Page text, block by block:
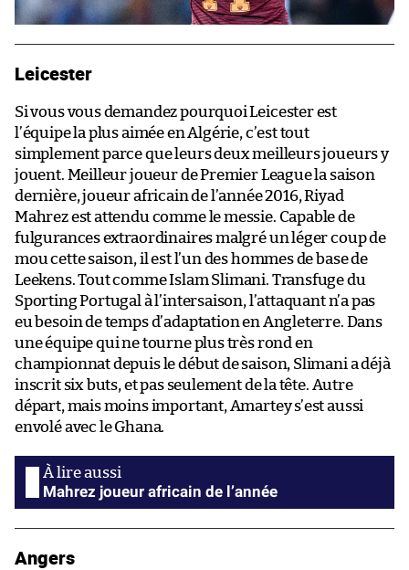
Leicester
Si vous vous demandez pourquoi Leicester est
l’équipe la plus aimée en Algérie, c’est tout
simplement parce que leurs deux meilleurs joueurs y
jouent. Meilleur joueur de Premier League la saison
dernière, joueur africain de l’année 2016, Riyad
Mahrez est attendu comme le messie. Capable de
fulgurances extraordinaires malgré un léger coup de
mou cette saison, il est l’un des hommes de base de
Leekens. Tout comme Islam Slimani. Transfuge du
Sporting Portugal à l’intersaison, l’attaquant n’a pas
eu besoin de temps d’adaptation en Angleterre. Dans
une équipe qui ne tourne plus très rond en
championnat depuis le début de saison, Slimani a déjà
inscrit six buts, et pas seulement de la tête. Autre
départ, mais moins important, Amartey s’est aussi
envolé avec le Ghana.
Mahrez joueur africain de l’année
Angers